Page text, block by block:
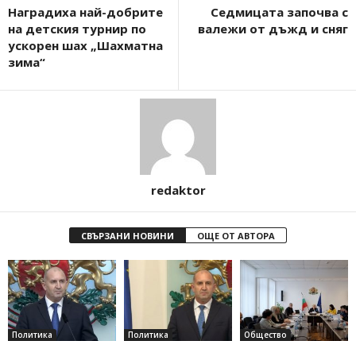
Наградиха най-добрите
на детския турнир по
ускорен шах „Шахматна
зима“
Седмицата започва с
валежи от дъжд и сняг
redaktor
СВЪРЗАНИ НОВИНИ ОЩЕ ОТ АВТОРА
Политика Политика Общество